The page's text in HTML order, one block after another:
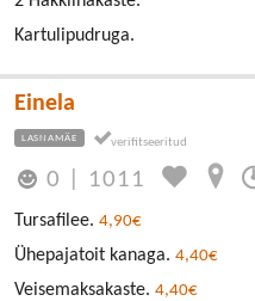
Kartulipudruga.
Einela
LASNAMÄE
0 1011
Tursafilee. 4,90€
Ühepajatoit kanaga. 4,40€
Veisemaksakaste. 4,40€